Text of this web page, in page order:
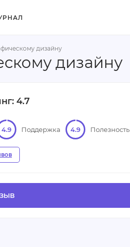
дизайну
дизайну
4.7
4.9 Поддержка 4.9 Полезность